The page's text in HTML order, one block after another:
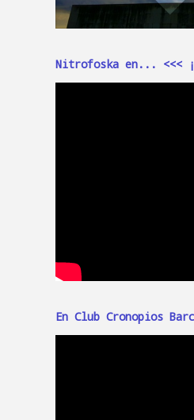
Nitrofoska en... <<<
En Club Cronopios